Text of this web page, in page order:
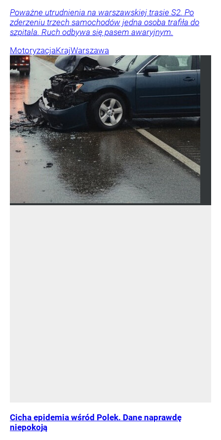
Poważne utrudnienia na warszawskiej trasie S2. Po
zderzeniu trzech samochodów jedna osoba trafiła do
szpitala. Ruch odbywa się pasem awaryjnym.
MotoryzacjaKrajWarszawa
Cicha epidemia wśród Polek. Dane naprawdę
niepokoją